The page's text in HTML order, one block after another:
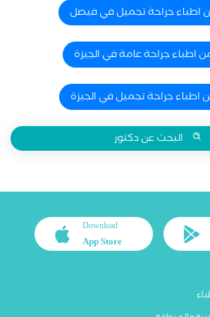
اطباء جراحة تجميل في فيصل
اطباء جراحة عامة في الجيزة
اطباء جراحة تجميل في الجيزة
البحث عن دكتور
Download
App Store